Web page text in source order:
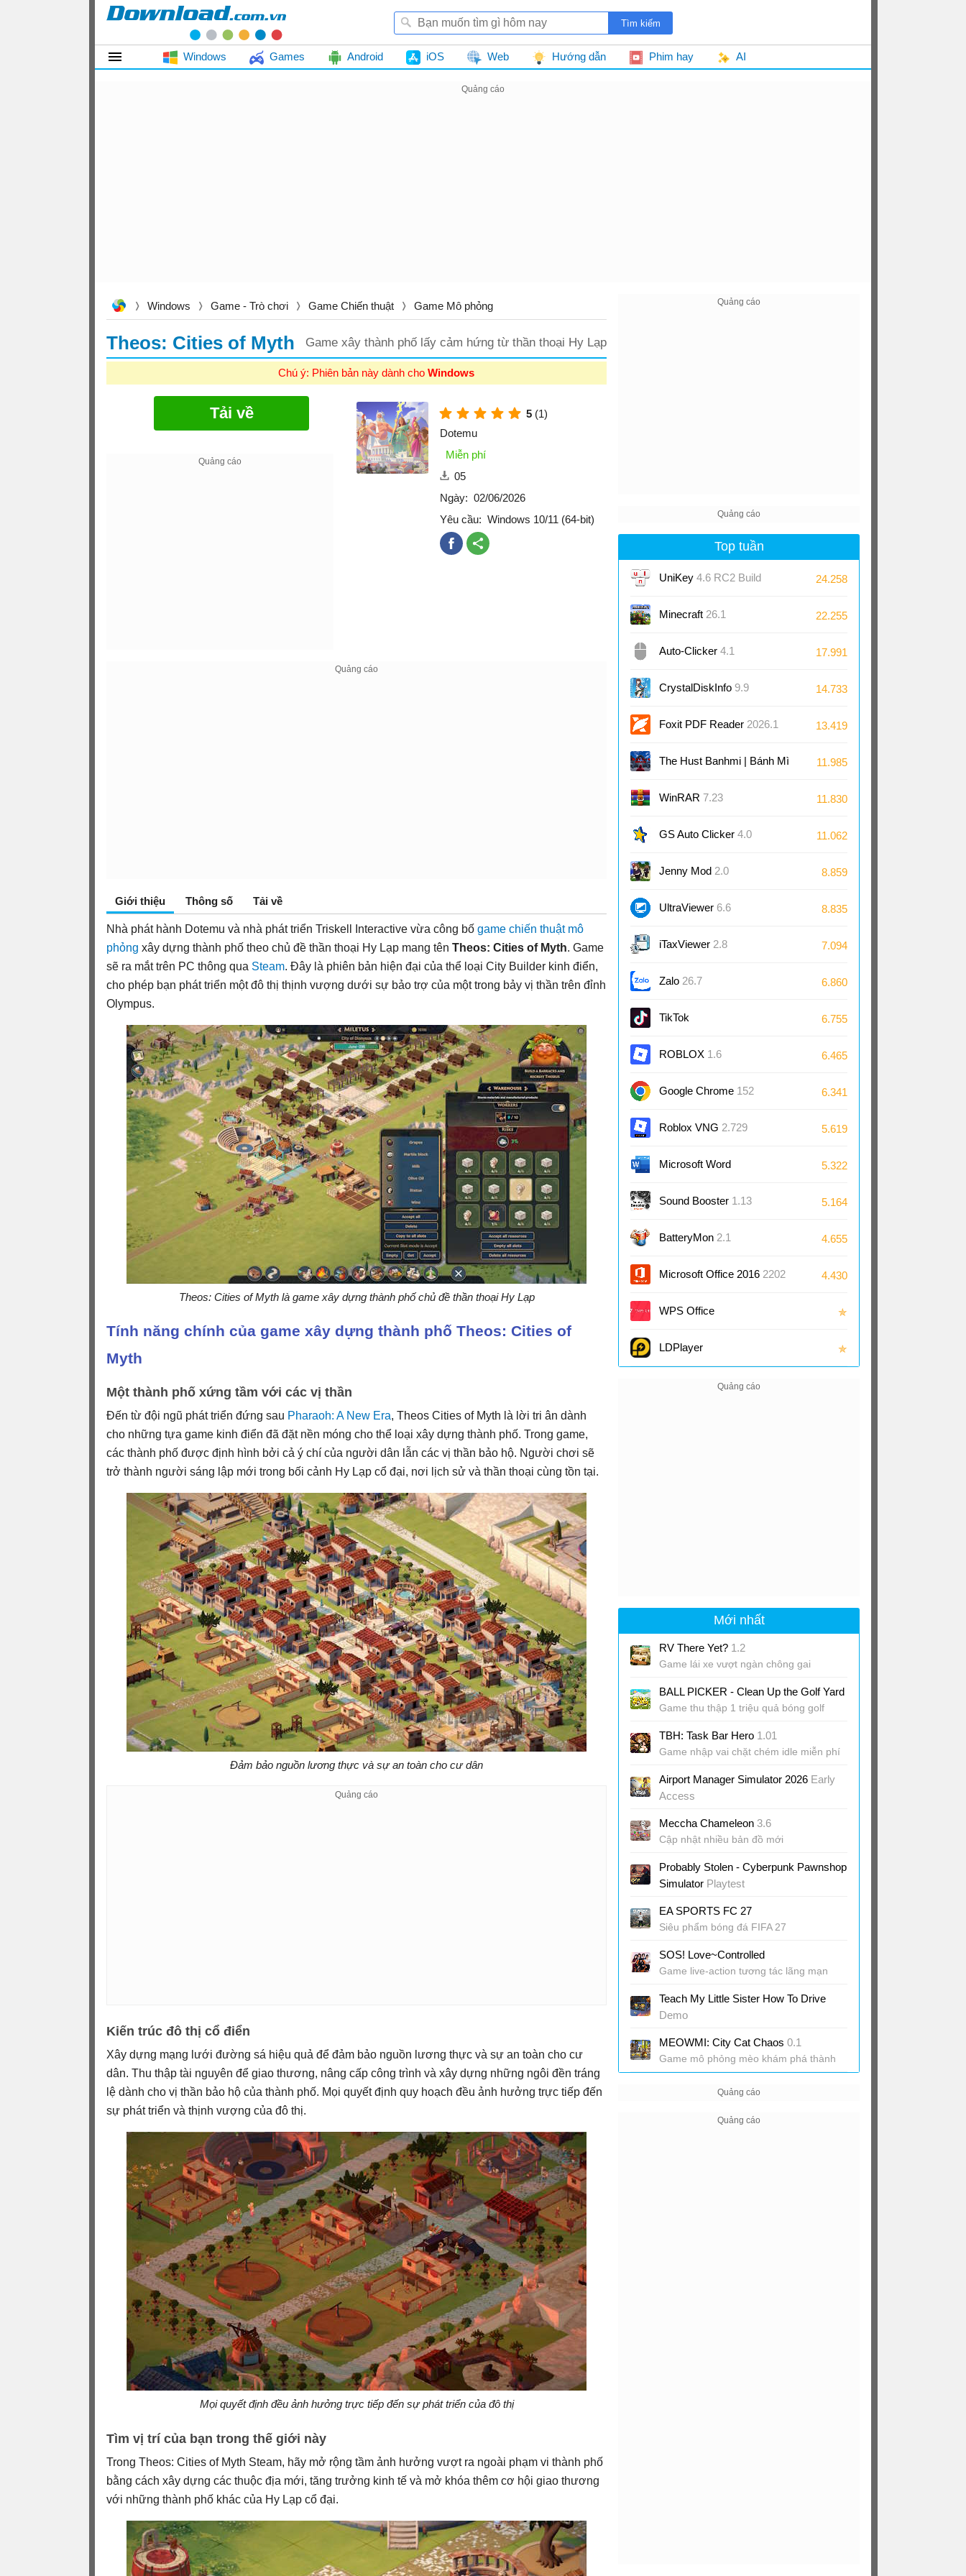
Windows Games Android iOS Web Hướng dẫn Phim hay AI
Windows Game - Trò chơi Game Chiến thuật Game Mô phỏng
Theos: Cities of Myth Game xây thành phố lấy cảm hứng từ thần thoại Hy Lạp
Chú ý: Phiên bản này dành cho Windows
Tải về 5 (1)
Dotemu
Miễn phí
05
Ngày: 02/06/2026
Yêu cầu: Windows 10/11 (64-bit)
Giới thiệu Thông số Tải về
Nhà phát hành Dotemu và nhà phát triển Triskell Interactive vừa công bố game chiến thuật mô
phỏng xây dựng thành phố theo chủ đề thần thoại Hy Lạp mang tên Theos: Cities of Myth. Game
sẽ ra mắt trên PC thông qua Steam. Đây là phiên bản hiện đại của thể loại City Builder kinh điển,
cho phép bạn phát triển một đô thị thịnh vượng dưới sự bảo trợ của một trong bảy vị thần trên đỉnh
Olympus.
Theos: Cities of Myth là game xây dựng thành phố chủ đề thần thoại Hy Lạp
Tính năng chính của game xây dựng thành phố Theos: Cities of
Myth
Một thành phố xứng tầm với các vị thần
Đến từ đội ngũ phát triển đứng sau Pharaoh: A New Era, Theos Cities of Myth là lời tri ân dành
cho những tựa game kinh điển đã đặt nền móng cho thể loại xây dựng thành phố. Trong game,
các thành phố được định hình bởi cả ý chí của người dân lẫn các vị thần bảo hộ. Người chơi sẽ
trở thành người sáng lập mới trong bối cảnh Hy Lạp cổ đại, nơi lịch sử và thần thoại cùng tồn tại.
Đảm bảo nguồn lương thực và sự an toàn cho cư dân
Kiến trúc đô thị cổ điển
Xây dựng mạng lưới đường sá hiệu quả để đảm bảo nguồn lương thực và sự an toàn cho cư
dân. Thu thập tài nguyên để giao thương, nâng cấp công trình và xây dựng những ngôi đền tráng
lệ dành cho vị thần bảo hộ của thành phố. Mọi quyết định quy hoạch đều ảnh hưởng trực tiếp đến
sự phát triển và thịnh vượng của đô thị.
Mọi quyết định đều ảnh hưởng trực tiếp đến sự phát triển của đô thị
Tìm vị trí của bạn trong thế giới này
Trong Theos: Cities of Myth Steam, hãy mở rộng tầm ảnh hưởng vượt ra ngoài phạm vi thành phố
bằng cách xây dựng các thuộc địa mới, tăng trưởng kinh tế và mở khóa thêm cơ hội giao thương
với những thành phố khác của Hy Lạp cổ đại.
Top tuần
UniKey 4.6 RC2 Build
230919
24.258
Minecraft 26.1 22.255
Auto-Clicker 4.1 17.991
CrystalDiskInfo 9.9 14.733
Foxit PDF Reader 2026.1 13.419
The Hust Banhmi | Bánh Mì
Bách Khoa
11.985
WinRAR 7.23 11.830
GS Auto Clicker 4.0 11.062
Jenny Mod 2.0 8.859
UltraViewer 6.6 8.835
iTaxViewer 2.8 7.094
Zalo 26.7 6.860
TikTok 6.755
ROBLOX 1.6 6.465
Google Chrome 152 6.341
Roblox VNG 2.729 5.619
Microsoft Word
2024/2021/2019/2016
5.322
Sound Booster 1.13 5.164
BatteryMon 2.1 4.655
Microsoft Office 2016 2202
(16.0
4.430
WPS Office ✯
LDPlayer ✯
Mới nhất
RV There Yet? 1.2
Game lái xe vượt ngàn chông gai
BALL PICKER - Clean Up the Golf Yard
Game thu thập 1 triệu quả bóng golf
TBH: Task Bar Hero 1.01
Game nhập vai chặt chém idle miễn phí
Airport Manager Simulator 2026 Early
Access
Meccha Chameleon 3.6
Cập nhật nhiều bản đồ mới
Probably Stolen - Cyberpunk Pawnshop
Simulator Playtest
Cyberpunk
EA SPORTS FC 27
Siêu phẩm bóng đá FIFA 27
SOS! Love~Controlled
Game live-action tương tác lãng mạn
Teach My Little Sister How To Drive
Demo
hước
MEOWMI: City Cat Chaos 0.1
Game mô phỏng mèo khám phá thành
phố